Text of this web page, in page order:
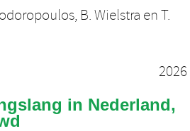
, B. Wielstra en T.
2026
in Nederland,